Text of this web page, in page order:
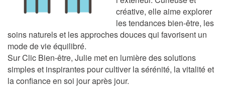
créative, elle aime explorer
les tendances bien-être, les
soins naturels et les approches douces qui favorisent un
mode de vie équilibré.
SurClic Bien-être, Julie met en lumière des solutions
simples et inspirantes pour cultiver la sérénité, la vitalité et
la confiance en soi jour après jour.